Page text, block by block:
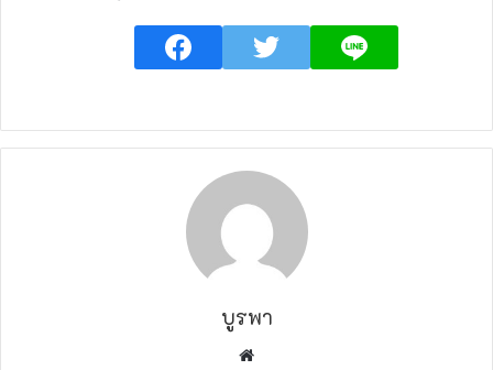
บูรพา